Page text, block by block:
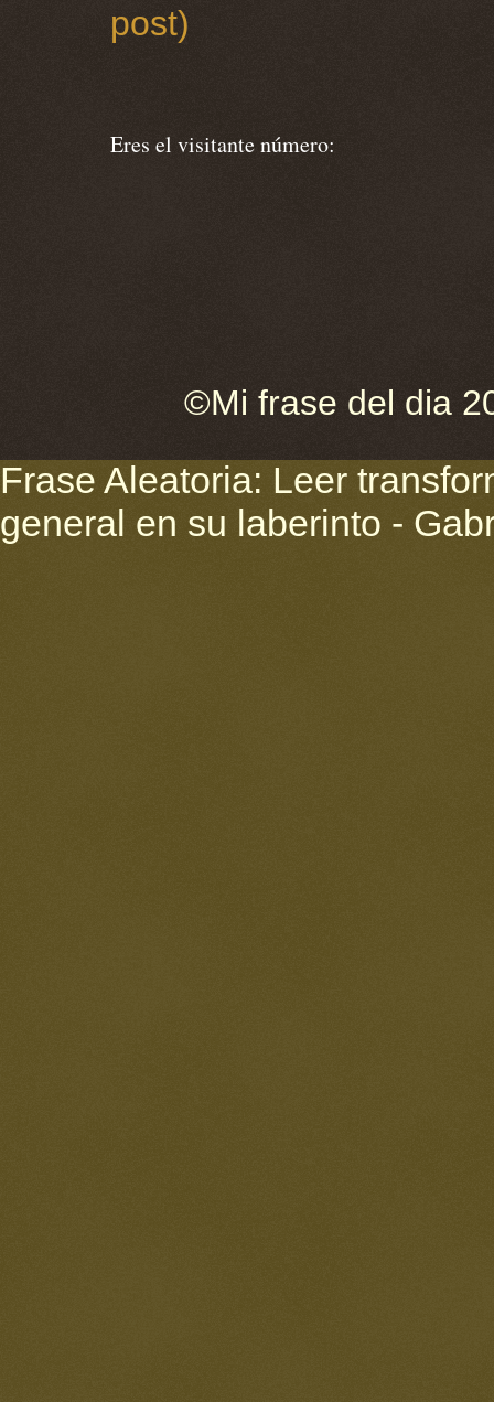
post)
Eres el visitante número:
©Mi frase del dia
Frase Aleatoria: Leer
general en su laberinto -